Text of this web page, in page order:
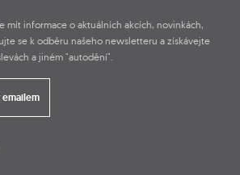
mít informace o aktuálních akcích, novinkách,
se k odběru našeho newsletteru a získávejte
a jiném "autodění".